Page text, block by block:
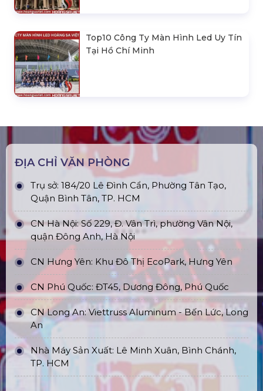
Top10 Công Ty Màn Hình Led Uy Tín
Tại Hồ Chí Minh
ĐỊA CHỈ VĂN PHÒNG
Trụ sở: 184/20 Lê Đình Cẩn, Phường Tân Tạo,
Quận Bình Tân, TP. HCM
CN Hà Nội: Số 229, Đ. Vân Trì, phường Vân Nội,
quận Đông Anh, Hà Nội
CN Hưng Yên: Khu Đô Thị EcoPark, Hưng Yên
CN Phú Quốc: ĐT45, Dương Đông, Phú Quốc
CN Long An: Viettruss Aluminum - Bến Lức, Long
An
Nhà Máy Sản Xuất: Lê Minh Xuân, Bình Chánh,
TP. HCM